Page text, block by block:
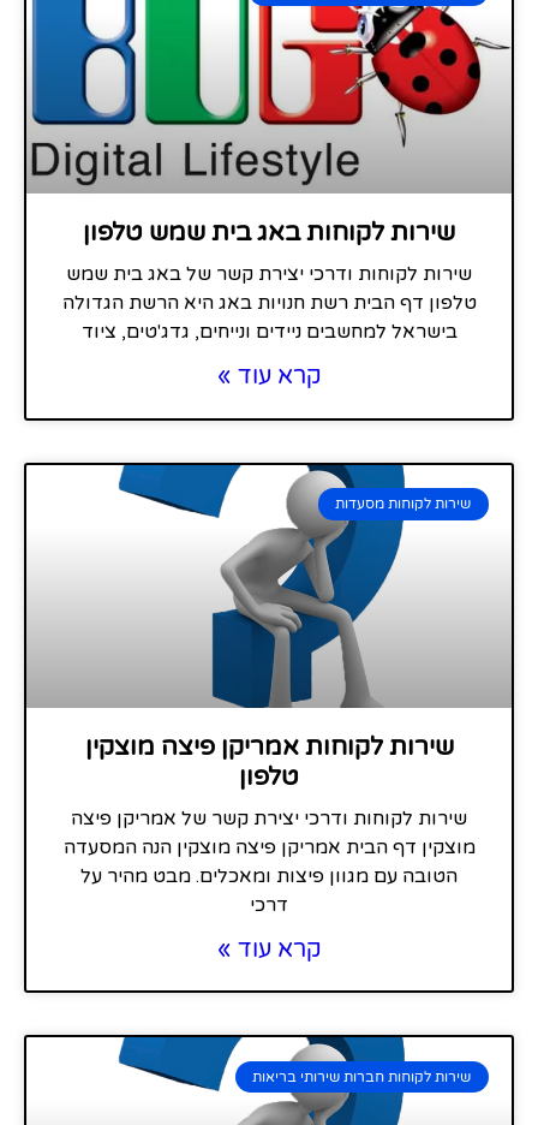
שירות לקוחות באג בית שמש טלפון
שירות לקוחות ודרכי יצירת קשר של באג בית שמש
טלפון דף הבית רשת חנויות באג היא הרשת הגדולה
בישראל למחשבים ניידים ונייחים, גדג'טים, ציוד
קרא עוד »
שירות לקוחות מסעדות
שירות לקוחות אמריקן פיצה מוצקין
טלפון
שירות לקוחות ודרכי יצירת קשר של אמריקן פיצה
מוצקין דף הבית אמריקן פיצה מוצקין הנה המסעדה
הטובה עם מגוון פיצות ומאכלים. מבט מהיר על
דרכי
קרא עוד »
שירות לקוחות חברות שירותי בריאות